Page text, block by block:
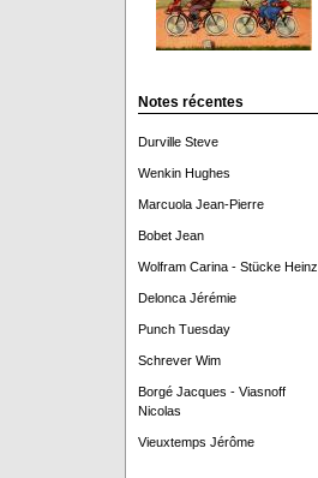
Notes récentes
Durville Steve
Wenkin Hughes
Marcuola Jean-Pierre
Bobet Jean
Wolfram Carina - Stücke Heinz
Delonca Jérémie
Punch Tuesday
Schrever Wim
Borgé Jacques - Viasnoff
Nicolas
Vieuxtemps Jérôme